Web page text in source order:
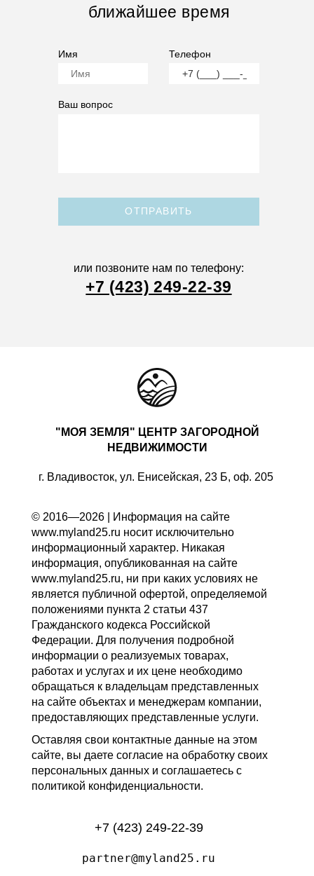
ближайшее время
Имя Телефон
Ваш вопрос
ОТПРАВИТЬ
или позвоните нам по телефону:
+7 (423) 249-22-39
"МОЯ ЗЕМЛЯ" ЦЕНТР ЗАГОРОДНОЙ
НЕДВИЖИМОСТИ
г. Владивосток, ул. Енисейская, 23 Б, оф. 205
© 2016—2026 | Информация на сайте
www.myland25.ru носит исключительно
информационный характер. Никакая
информация, опубликованная на сайте
www.myland25.ru, ни при каких условиях не
является публичной офертой, определяемой
положениями пункта 2 статьи 437
Гражданского кодекса Российской
Федерации. Для получения подробной
информации о реализуемых товарах,
работах и услугах и их цене необходимо
обращаться к владельцам представленных
на сайте объектах и менеджерам компании,
предоставляющих представленные услуги.
Оставляя свои контактные данные на этом
сайте, вы даете согласие на обработку своих
персональных данных и соглашаетесь с
политикой конфиденциальности.
+7 (423) 249-22-39
partner@myland25.ru